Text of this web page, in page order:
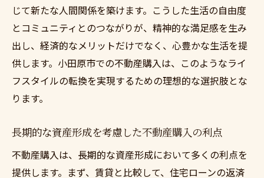
賃貸から不動産購入への移行ステップ
購入後の生活を豊かにするためのヒント
不動産購入における家族の意見の取り入れ
方
予算設定から始める小田原市での理想の住まい
探し
購入予算の基本的な考え方
ローン計画の立て方と注意点
予算内での物件選定のコツ
じて新たな人間関係を築けます。こうした生活の自由度
とコミュニティとのつながりが、精神的な満足感を生み
出し、経済的なメリットだけでなく、心豊かな生活を提
供します。小田原市での不動産購入は、このようなライ
フスタイルの転換を実現するための理想的な選択肢とな
ります。
長期的な資産形成を考慮した不動産購入の利点
不動産購入は、長期的な資産形成において多くの利点を
提供します。まず、賃貸と比較して、住宅ローンの返済